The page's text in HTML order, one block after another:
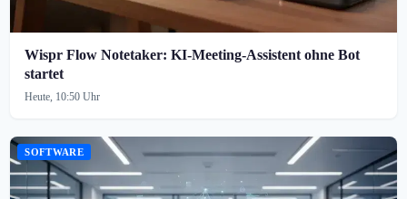
Wispr Flow Notetaker: KI-Meeting-Assistent ohne Bot
startet
Heute, 10:50 Uhr
SOFTWARE